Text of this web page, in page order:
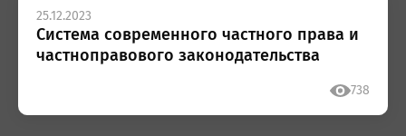
25.12.2023
Система современного частного права и
частноправового законодательства
738